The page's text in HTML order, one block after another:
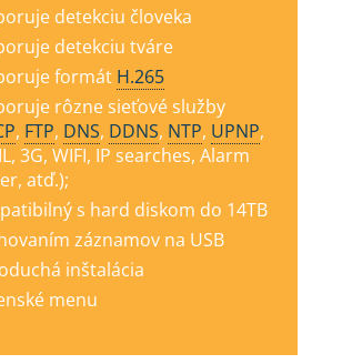
detekciu človeka
detekciu tváre
formát H.265
rôzne sieťové služby
, FTP, DNS, DDNS, NTP, UPNP,
3G, WIFI, IP searches, Alarm
atď.);
s hard diskom do 14TB
záznamov na USB
inštalácia
menu